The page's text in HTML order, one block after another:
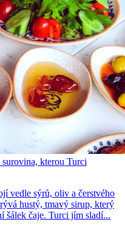
kterou Turci
vedle sýrů, oliv a čerstvého
hustý, tmavý sirup, který
šálek čaje. Turci jím sladí...